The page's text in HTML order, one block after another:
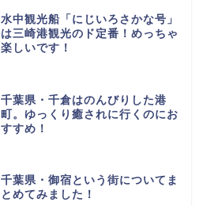
水中観光船「にじいろさかな号」
は三崎港観光のド定番！めっちゃ
楽しいです！
千葉県・千倉はのんびりした港
町。ゆっくり癒されに行くのにお
すすめ！
千葉県・御宿という街についてま
とめてみました！